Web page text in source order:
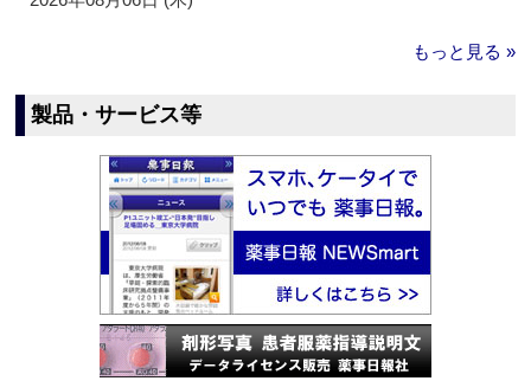
もっと見る »
製品・サービス等